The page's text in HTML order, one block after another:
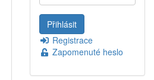
Registrace
Zapomenuté heslo